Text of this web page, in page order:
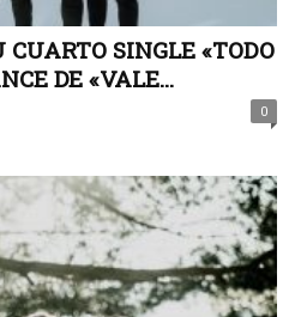
SINGLE «TODO
DE «VALE...
0